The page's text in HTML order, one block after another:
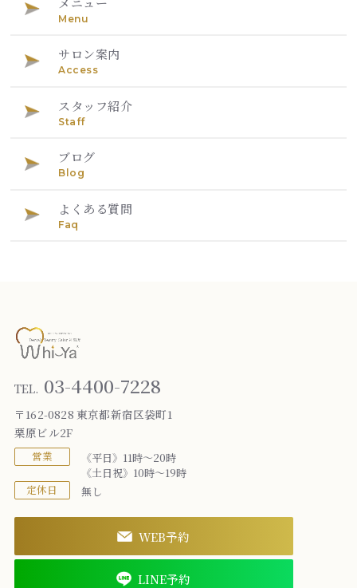
Menu
サロン案内
Access
スタッフ紹介
Staff
ブログ
Blog
よくある質問
Faq
TEL. 03-4400-7228
〒162-0828 東京都新宿区袋町1
栗原ビル2F
営業
《平日》11時～20時
《土日祝》10時～19時
定休日 無し
WEB予約
LINE予約